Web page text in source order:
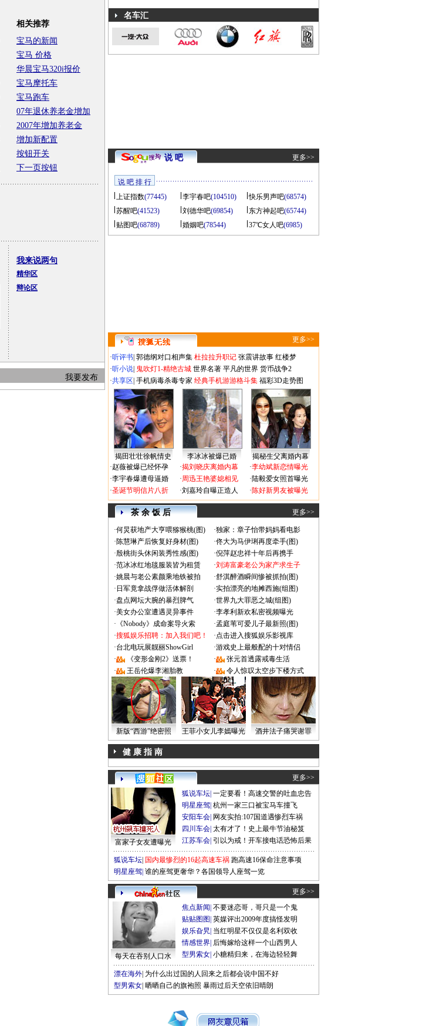
相关推荐
宝马的新闻
宝马 价格
华晨宝马320i报价
宝马摩托车
宝马跑车
07年退休养老金增加
2007年增加养老金
增加新配置
按钮开关
下一页按钮
我来说两句
精华区
辩论区
我要发布
名车汇
说 吧 更多>>
说 吧 排 行
上证指数(77445) 李宇春吧(104510) 快乐男声吧(68574)
苏醒吧(41523) 刘德华吧(69854) 东方神起吧(65744)
贴图吧(68789) 婚姻吧(78544) 37℃女人吧(6985)
更多>>
·听评书 郭德纲对口相声集 杜拉拉升职记 张震讲故事 红楼梦
·听小说 鬼吹灯1-精绝古城 世界名著 平凡的世界 货币战争2
·共享区 手机病毒杀毒专家 经典手机游游格斗集 福彩3D走势图
揭田壮壮徐帆情史 李冰冰被爆已婚
揭秘生父离婚内幕
·赵薇被爆已经怀孕
·李宇春爆遭母逼婚
·圣诞节明信片八折
·揭刘晓庆离婚内幕
·周迅王艳婆媳相见
·刘嘉玲自曝正造人
·李幼斌新恋情曝光
·陆毅爱女照首曝光
·陈好新男友被曝光
茶 余 饭 后 更多>>
·何炅获地产大亨喂猕猴桃(图) ·独家：章子怡带妈妈看电影
·陈慧琳产后恢复好身材(图) ·佟大为马伊琍再度牵手(图)
·殷桃街头休闲装秀性感(图) ·倪萍赵忠祥十年后再携手
·范冰冰红地毯服装皆为租赁 ·刘涛富豪老公为家产求生子
·姚晨与老公素颜乘地铁被拍 ·舒淇醉酒瞬间惨被抓拍(图)
· 日军竟拿战俘做活体解剖 ·实拍漂亮的地摊西施(组图)
·盘点网坛大腕的暴烈脾气 ·世界九大罪恶之城(组图)
·美女办公室遭遇灵异事件 ·李孝利新欢私密视频曝光
· 《Nobody》成命案导火索 ·孟庭苇可爱儿子最新照(图)
·搜狐娱乐招聘：加入我们吧！ ·点击进入搜狐娱乐影视库
·台北电玩展靓丽ShowGirl ·游戏史上最般配的十对情侣
·
《变形金刚2》送票！ ·
张元首透露戒毒生活
·
王岳伦爆李湘胎教 · 令人惊叹太空步下楼方式
新版“西游”绝密照 王菲小女儿李嫣曝光 酒井法子痛哭谢罪
健 康 指 南
更多>>
富家子女友遭曝光
狐说车坛 一定要看！高速交警的吐血忠告
明星座驾 杭州一家三口被宝马车撞飞
安阳车会 网友实拍:107国道遇惨烈车祸
四川车会 太有才了！史上最牛节油秘笈
江苏车会 引以为戒！开车接电话恐怖后果
狐说车坛 国内最惨烈的16起高速车祸 跑高速16保命注意事项
明星座驾 谁的座驾更奢华？各国领导人座驾一览
更多>>
每天在吞别人口水
焦点新闻 不要迷恋哥，哥只是一个鬼
贴贴图图 英媒评出2009年度搞怪发明
娱乐旮旯 当红明星不仅仅是名利双收
情感世界 后悔嫁给这样一个山西男人
型男索女 小糖精归来，在海边轻轻舞
漂在海外 为什么出过国的人回来之后都会说中国不好
型男索女 晒晒自己的旗袍照 暴雨过后天空依旧晴朗